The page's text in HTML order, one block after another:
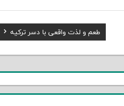
Next
Post:
طعم و لذت واقعی با دسر ترکیه